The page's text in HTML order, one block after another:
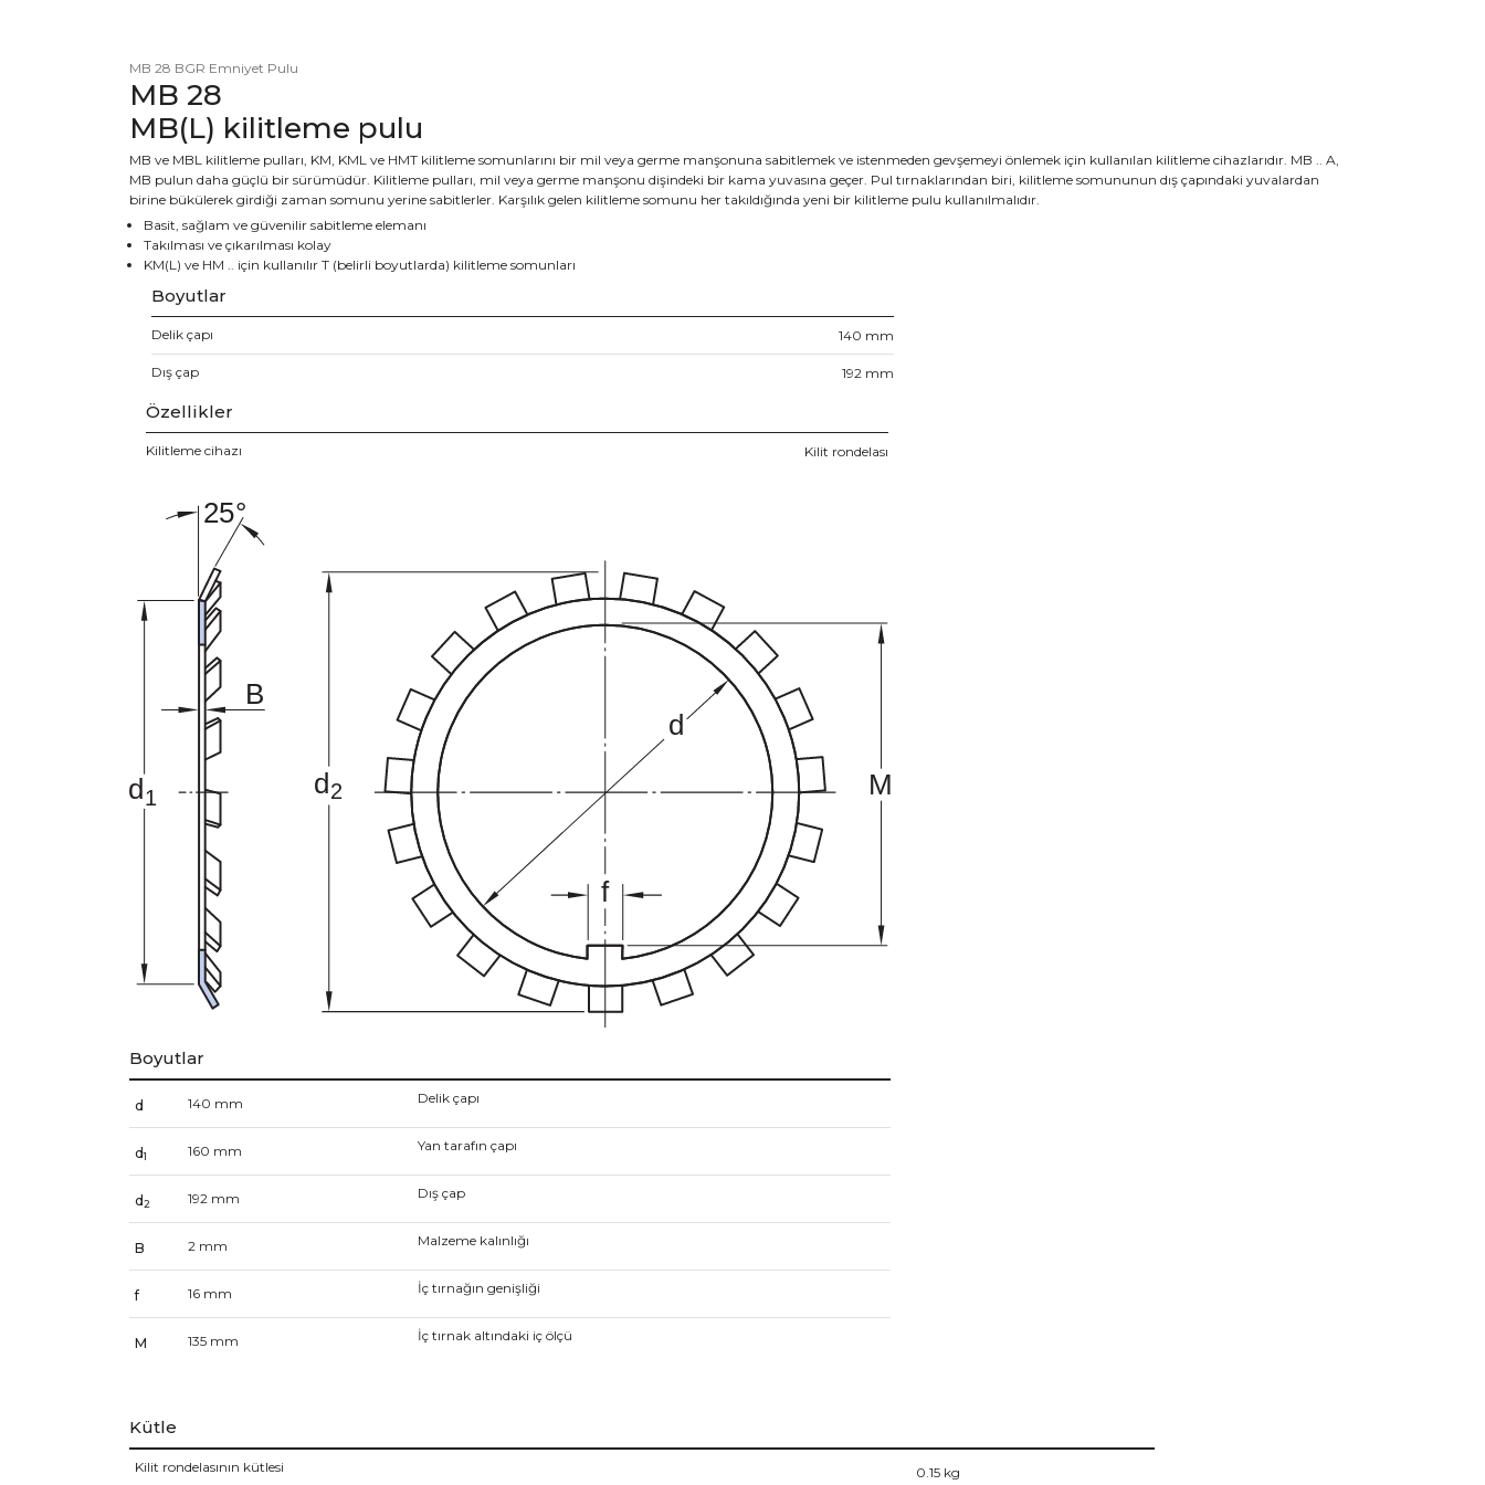
MB 28 BGR Emniyet Pulu
MB 28
MB(L) kilitleme pulu
MB ve MBL kilitleme pulları, KM, KML ve HMT kilitleme somunlarını bir mil veya germe manşonuna sabitlemek ve istenmeden gevşemeyi önlemek için kullanılan kilitleme cihazlarıdır. MB .. A,
MB pulun daha güçlü bir sürümüdür. Kilitleme pulları, mil veya germe manşonu dişindeki bir kama yuvasına geçer. Pul tırnaklarından biri, kilitleme somununun dış çapındaki yuvalardan
birine bükülerek girdiği zaman somunu yerine sabitlerler. Karşılık gelen kilitleme somunu her takıldığında yeni bir kilitleme pulu kullanılmalıdır.
Basit, sağlam ve güvenilir sabitleme elemanı
Takılması ve çıkarılması kolay
KM(L) ve HM .. için kullanılır T (belirli boyutlarda) kilitleme somunları
Boyutlar
Delik çapı 140 mm
Dış çap 192 mm
Özellikler
Kilitleme cihazı Kilit rondelası
Boyutlar
d 140 mm Delik çapı
d1 160 mm Yan tarafın çapı
d2 192 mm Dış çap
B 2 mm Malzeme kalınlığı
f 16 mm İç tırnağın genişliği
M 135 mm İç tırnak altındaki iç ölçü
Kütle
Kilit rondelasının kütlesi 0.15 kg